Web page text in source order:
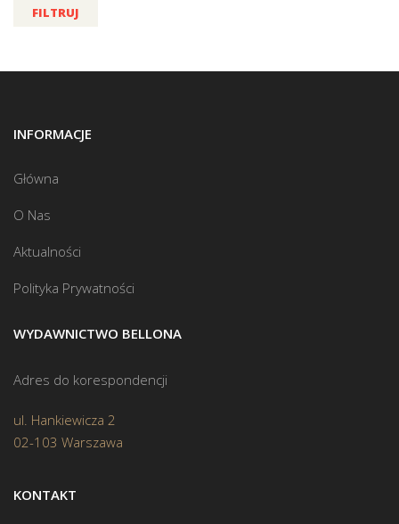
FILTRUJ
INFORMACJE
Główna
O Nas
Aktualności
Polityka Prywatności
WYDAWNICTWO BELLONA
Adres do korespondencji
ul. Hankiewicza 2
02-103 Warszawa
KONTAKT